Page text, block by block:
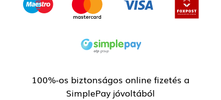
100%-os biztonságos online fizetés a
SimplePay jóvoltából